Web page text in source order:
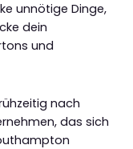
unnötige Dinge,
dein
und
nach
das sich